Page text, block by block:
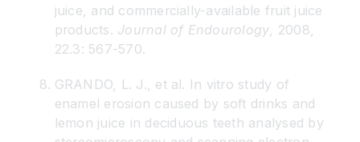
juice, and commercially-available fruit juice
products. Journal of Endourology , 2008,
22.3: 567-570.
GRANDO, L. J., et al. In vitro study of
enamel erosion caused by soft drinks and
lemon juice in deciduous teeth analysed by